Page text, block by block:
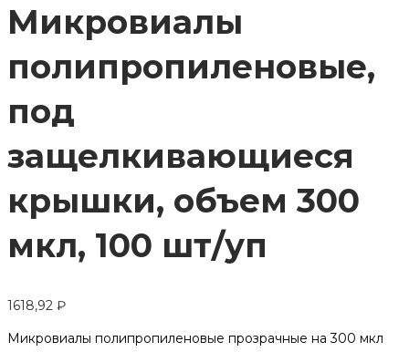
Микровиалы
полипропиленовые,
под
защелкивающиеся
крышки, объем 300
мкл, 100 шт/уп
1618,92 ₽
Микровиалы полипропиленовые прозрачные на 300 мкл